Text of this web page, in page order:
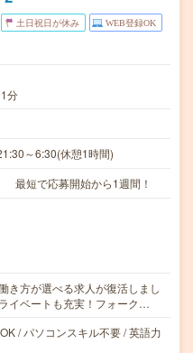
土日祝日が休み WEB登録OK
分
～6:30(休憩1時間)
最短で応募開始から1週間！
き方が選べる求人が復活しまし
イベートも充実！フォーク…
/ パソコンスキル不要 / 英語力